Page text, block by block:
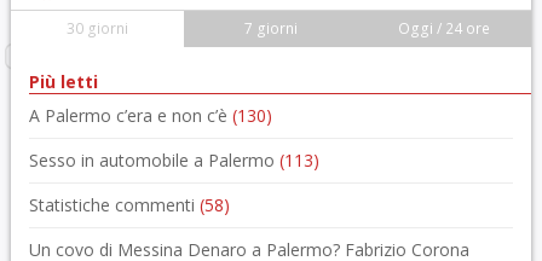
30 giorni 7 giorni Oggi / 24 ore
Più letti
A Palermo c’era e non c’è (130)
Sesso in automobile a Palermo (113)
Statistiche commenti (58)
Un covo di Messina Denaro a Palermo? Fabrizio Corona